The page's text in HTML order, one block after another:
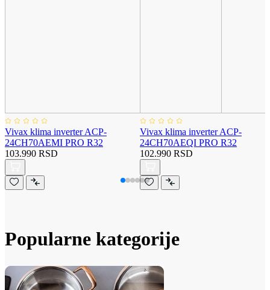
Vivax klima inverter ACP-
24CH70AEMI PRO R32
103.990 RSD
Vivax klima inverter ACP-
24CH70AEQI PRO R32
102.990 RSD
Popularne kategorije